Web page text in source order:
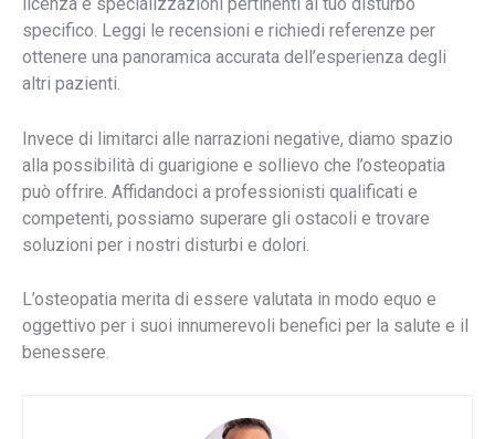
specifico. Leggi le recensioni e richiedi referenze per
ottenere una panoramica accurata dell’esperienza degli
altri pazienti.
Invece di limitarci alle narrazioni negative, diamo spazio
alla possibilità di guarigione e sollievo che l’osteopatia
può offrire. Affidandoci a professionisti qualificati e
competenti, possiamo superare gli ostacoli e trovare
soluzioni per i nostri disturbi e dolori.
L’osteopatia merita di essere valutata in modo equo e
oggettivo per i suoi innumerevoli benefici per la salute e il
benessere.